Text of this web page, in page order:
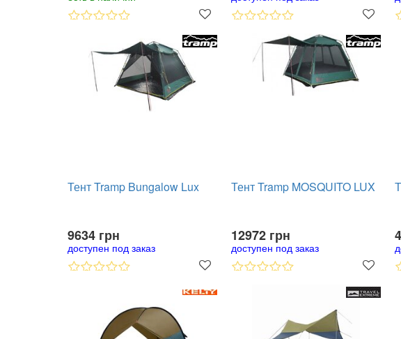
Тент Tramp Bungalow Lux
9634 грн
доступен под заказ
Тент Tramp MOSQUITO LUX
12972 грн
доступен под заказ